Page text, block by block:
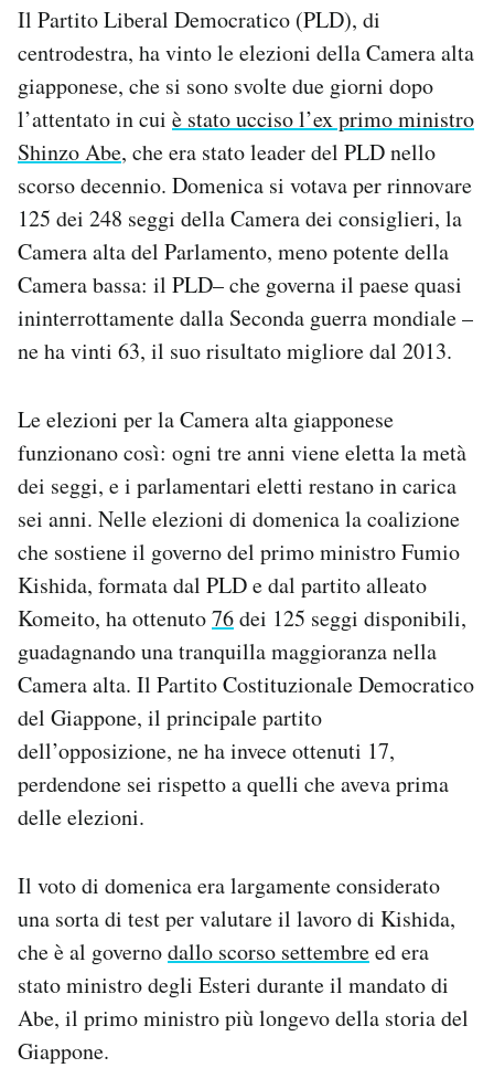
Area Personale
Newsletter
Notifiche mobile
Regala il Post
Esci
Il Partito Liberal Democratico (PLD), di
centrodestra, ha vinto le elezioni della Camera alta
giapponese, che si sono svolte due giorni dopo
l’attentato in cui è stato ucciso l’ex primo ministro
Shinzo Abe, che era stato leader del PLD nello
scorso decennio. Domenica si votava per rinnovare
125 dei 248 seggi della Camera dei consiglieri, la
Camera alta del Parlamento, meno potente della
Camera bassa: il PLD– che governa il paese quasi
ininterrottamente dalla Seconda guerra mondiale –
ne ha vinti 63, il suo risultato migliore dal 2013.
Le elezioni per la Camera alta giapponese
funzionano così: ogni tre anni viene eletta la metà
dei seggi, e i parlamentari eletti restano in carica
sei anni. Nelle elezioni di domenica la coalizione
che sostiene il governo del primo ministro Fumio
Kishida, formata dal PLD e dal partito alleato
Komeito, ha ottenuto76dei 125 seggi disponibili,
guadagnando una tranquilla maggioranza nella
Camera alta. Il Partito Costituzionale Democratico
del Giappone, il principale partito
dell’opposizione, ne ha invece ottenuti 17,
perdendone sei rispetto a quelli che aveva prima
delle elezioni.
Il voto di domenica era largamente considerato
una sorta di test per valutare il lavoro di Kishida,
che è al governodallo scorso settembreed era
stato ministro degli Esteri durante il mandato di
Abe, il primo ministro più longevo della storia del
Giappone.